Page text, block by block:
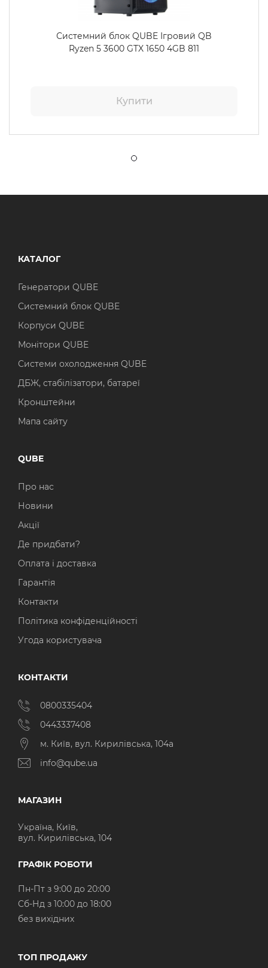
Системний блок QUBE Ігровий QB
Ryzen 5 3600 GTX 1650 4GB 811
Купити
КАТАЛОГ
Генератори QUBE
Системний блок QUBE
Корпуси QUBE
Монітори QUBE
Системи охолодження QUBE
ДБЖ, стабілізатори, батареї
Кронштейни
Мапа сайту
QUBE
Про нас
Новини
Акції
Де придбати?
Оплата і доставка
Гарантія
Контакти
Політика конфіденційності
Угода користувача
КОНТАКТИ
0800335404
0443337408
м. Київ, вул. Кирилівська, 104а
info@qube.ua
МАГАЗИН
Україна, Київ,
вул. Кирилівська, 104
ГРАФІК РОБОТИ
Пн-Пт з 9:00 до 20:00
Cб-Нд з 10:00 до 18:00
без вихідних
ТОП ПРОДАЖУ